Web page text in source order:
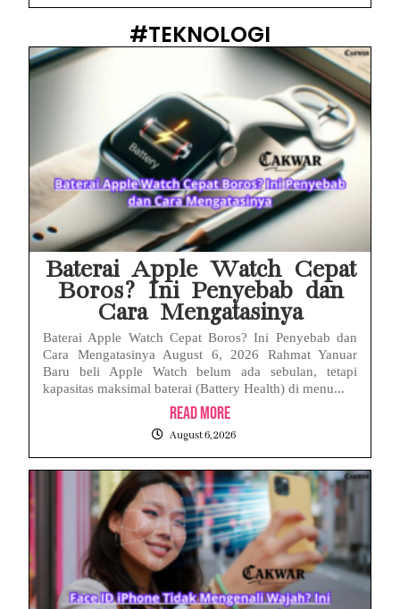
#TEKNOLOGI
Baterai Apple Watch Cepat
Boros? Ini Penyebab dan
Cara Mengatasinya
Baterai Apple Watch Cepat Boros? Ini Penyebab dan
Cara Mengatasinya August 6, 2026 Rahmat Yanuar
Baru beli Apple Watch belum ada sebulan, tetapi
kapasitas maksimal baterai (Battery Health) di menu...
Read More
August 6, 2026